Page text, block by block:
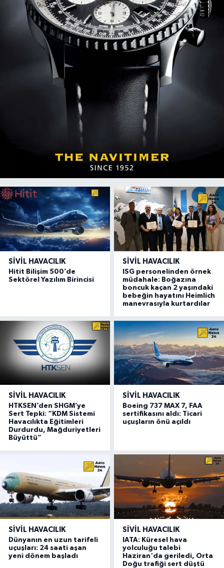
SIVIL HAVACILIK
Hitit Bilişim 500’de
Sektörel Yazılım Birincisi
SIVIL HAVACILIK
ISG personelinden örnek
müdahale: Boğazına
boncuk kaçan 2 yaşındaki
bebeğin hayatını Heimlich
manevrasıyla kurtardılar
SIVIL HAVACILIK
HTKSEN’den SHGM’ye
Sert Tepki: “KDM Sistemi
Havacılıkta Eğitimleri
Durdurdu, Mağduriyetleri
Büyüttü”
SIVIL HAVACILIK
Boeing 737 MAX 7, FAA
sertifikasını aldı: Ticari
uçuşların önü açıldı
SIVIL HAVACILIK
Dünyanın en uzun tarifeli
uçuşları: 24 saati aşan
yeni dönem başladı
SIVIL HAVACILIK
IATA: Küresel hava
yolculuğu talebi
Haziran'da geriledi, Orta
Doğu trafiği sert düştü